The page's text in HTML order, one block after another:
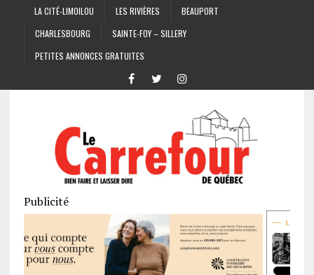
LA CITÉ-LIMOILOU LES RIVIÈRES
BEAUPORT
CHARLESBOURG
SAINTE-FOY – SILLERY
PETITES ANNONCES GRATUITES
Publicité